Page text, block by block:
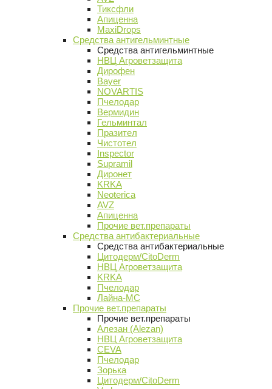
Тиксфли
Апиценна
MaxiDrops
Средства антигельминтные
Средства антигельминтные
НВЦ Агроветзащита
Дирофен
Bayer
NOVARTIS
Пчелодар
Вермидин
Гельминтал
Празител
Чистотел
Inspector
Supramil
Диронет
KRKA
Neoterica
AVZ
Апиценна
Прочие вет.препараты
Средства антибактериальные
Средства антибактериальные
Цитодерм/CitoDerm
НВЦ Агроветзащита
KRKA
Пчелодар
Лайна-МС
Прочие вет.препараты
Прочие вет.препараты
Алезан (Alezan)
НВЦ Агроветзащита
CEVA
Пчелодар
Зорька
Цитодерм/CitoDerm